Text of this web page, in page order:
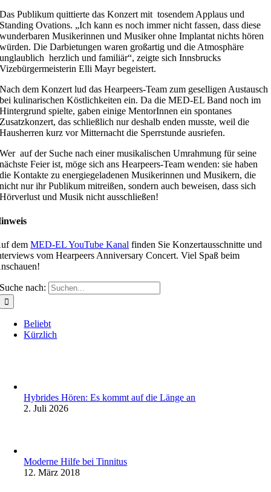
Das Publikum quittierte das Konzert mit tosendem Applaus und
Standing Ovations. „Ich kann es noch immer nicht fassen, dass diese
wunderbaren Musikerinnen und Musiker ohne Implantat nichts hören
würden. Die Darbietungen waren großartig und die Atmosphäre
unglaublich herzlich und familiär“, zeigte sich Innsbrucks
Vizebürgermeisterin Elli Mayr begeistert.
Nach dem Konzert lud das Hearpeers-Team zum geselligen Austausch
bei kulinarischen Köstlichkeiten ein. Da die MED-EL Band noch im
Hintergrund spielte, gaben einige MentorInnen ein spontanes
Zusatzkonzert, das schließlich nur deshalb enden musste, weil die
Hausherren kurz vor Mitternacht die Sperrstunde ausriefen.
Wer auf der Suche nach einer musikalischen Umrahmung für seine
nächste Feier ist, möge sich ans Hearpeers-Team wenden: sie haben
die Kontakte zu energiegeladenen Musikerinnen und Musikern, die
nicht nur ihr Publikum mitreißen, sondern auch beweisen, dass sich
Hörverlust und Musik nicht ausschließen!
demMED-EL YouTube Kanal finden Sie Konzertausschnitte und
vom Hearpeers Anniversary Concert. Viel Spaß beim
Suche nach:
Beliebt
Kürzlich
Hybrides Hören: Es kommt auf die Länge an
2. Juli 2026
Moderne Hilfe bei Tinnitus
12. März 2018